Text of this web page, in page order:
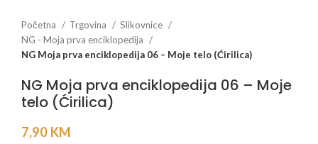
Početna Trgovina
Slikovnice
NG - Moja prva enciklopedija
NG Moja prva enciklopedija 06 – Moje telo (Ćirilica)
NG Moja prva enciklopedija 06 – Moje
telo (Ćirilica)
7,90 KM